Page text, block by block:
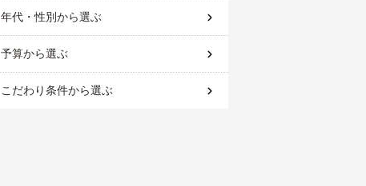
年代・性別から選ぶ
予算から選ぶ
こだわり条件から選ぶ